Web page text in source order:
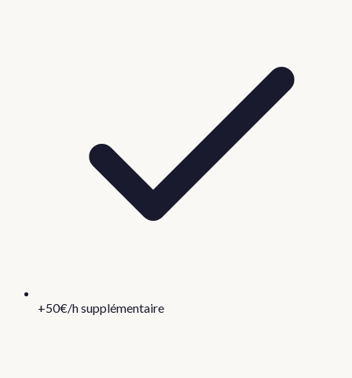
+50€/h supplémentaire